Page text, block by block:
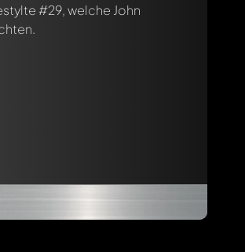
#29, welche John